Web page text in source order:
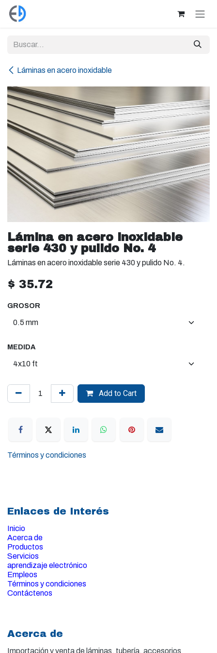
Ir al contenido
Láminas en acero inoxidable
Lámina en acero inoxidable
serie 430 y pulido No. 4
Láminas en acero inoxidable serie 430 y pulido No. 4.
$ 35.72
GROSOR
MEDIDA
Add to Cart
Términos y condiciones
Enlaces de Interés
Inicio
Acerca de
Productos
Servicios
aprendizaje electrónico
Empleos
Términos y condiciones
Contáctenos
Acerca de
Importación y venta de láminas, tubería, accesorios